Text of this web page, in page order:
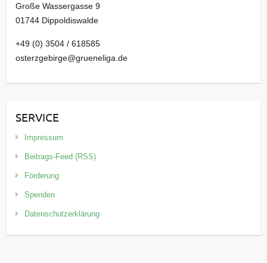
Große Wassergasse 9
01744 Dippoldiswalde
+49 (0) 3504 / 618585
osterzgebirge@grueneliga.de
SERVICE
Impressum
Beitrags-Feed (RSS)
Förderung
Spenden
Datenschutzerklärung